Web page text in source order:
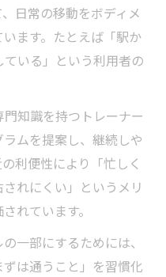
日常の移動をボディメ
ます。たとえば「駅か
いる」という利用者の
知識を持つトレーナー
ムを提案し、継続しや
利便性により「忙しく
れにくい」というメリ
れています。
一部にするためには、
は通うこと」を習慣化